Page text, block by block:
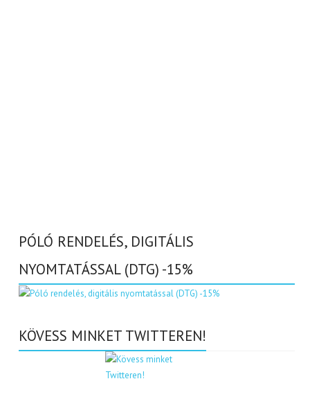
PÓLÓ RENDELÉS, DIGITÁLIS
NYOMTATÁSSAL (DTG) -15%
KÖVESS MINKET TWITTEREN!